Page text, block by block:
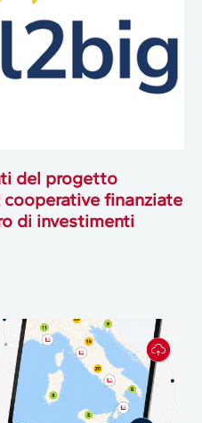
del progetto
finanziate
di investimenti